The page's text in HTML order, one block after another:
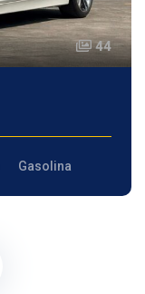
44
Gasolina